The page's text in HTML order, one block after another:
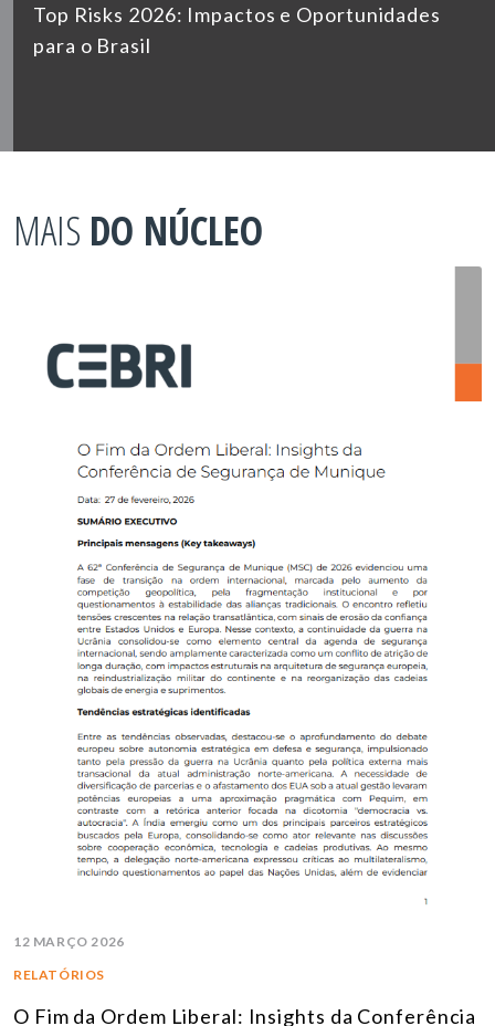
Top Risks 2026: Impactos e Oportunidades
para o Brasil
MAIS DO NÚCLEO
12 MARÇO 2026
RELATÓRIOS
O Fim da Ordem Liberal: Insights da Conferência